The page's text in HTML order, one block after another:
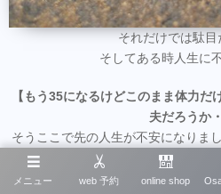
それだけでは駄目
そしてある時人生に
【もう35になるけどこのまま体力
夫だろうか
そうここで先の人生が不安になりま
師として働いていくのに半分ぐら
メニュー web 予約 online shop